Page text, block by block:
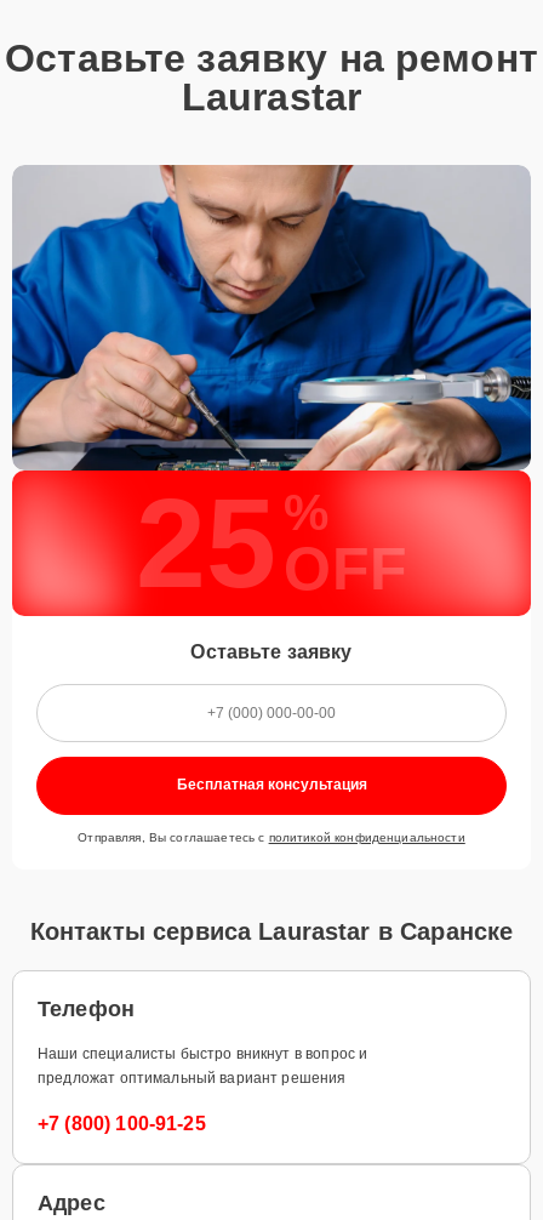
Оставьте заявку на ремонт
Laurastar
25 %
OFF
Оставьте заявку
Бесплатная консультация
Отправляя, Вы соглашаетесь с политикой конфиденциальности
Контакты сервиса Laurastar в Саранске
Телефон
Наши специалисты быстро вникнут в вопрос и
предложат оптимальный вариант решения
+7 (800) 100-91-25
Адрес